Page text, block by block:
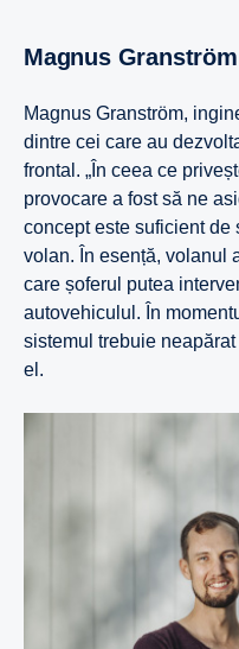
Magnus Granström
Magnus Granström,
dintre cei care au
frontal. „În ceea ce
provocare a fost să ne
concept este suficient de
volan. În esență, volanul
care șoferul putea
autovehiculul. În
sistemul trebuie
el.